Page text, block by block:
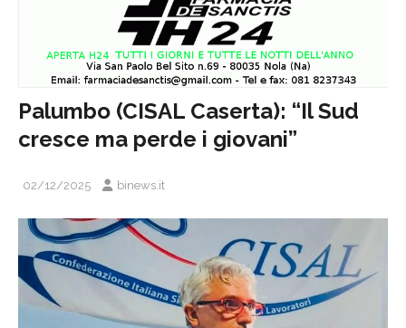
Palumbo (CISAL Caserta): “Il Sud
cresce ma perde i giovani”
02/12/2025 binews.it